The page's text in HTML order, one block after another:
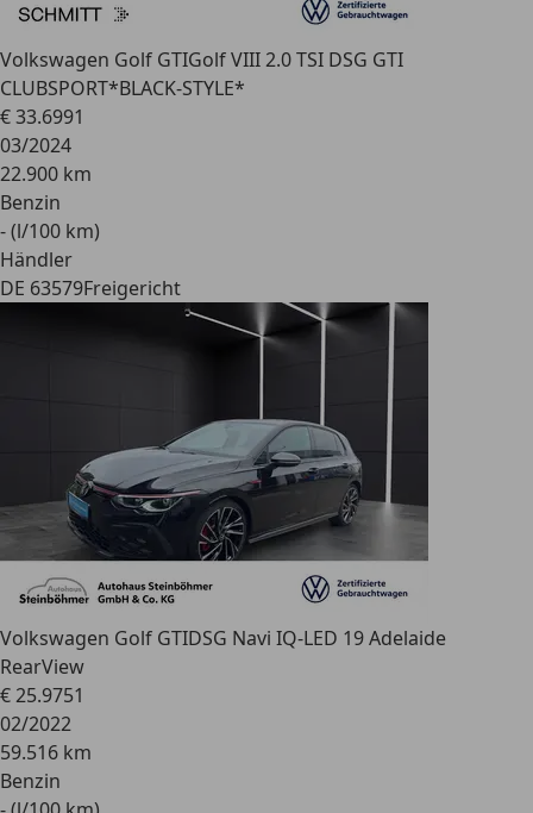
Volkswagen Golf GTIGolf VIII 2.0 TSI DSG GTI
CLUBSPORT*BLACK-STYLE*
€ 33.6991
03/2024
22.900 km
Benzin
- (l/100 km)
Händler
DE 63579Freigericht
Volkswagen Golf GTIDSG Navi IQ-LED 19 Adelaide
RearView
€ 25.9751
02/2022
59.516 km
Benzin